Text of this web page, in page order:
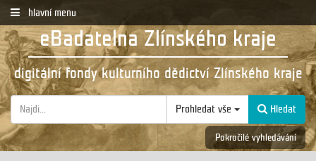
hlavní menu
eBadatelna Zlínského kraje
digitální fondy kulturního dědictví Zlínského kraje
Prohledat vše Hledat
Pokročilé vyhledávání